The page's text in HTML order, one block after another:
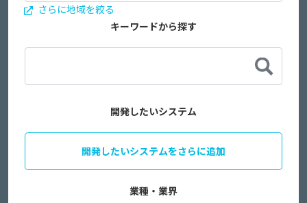
さらに地域を絞る
キーワードから探す
開発したいシステム
開発したいシステムをさらに追加
業種・業界